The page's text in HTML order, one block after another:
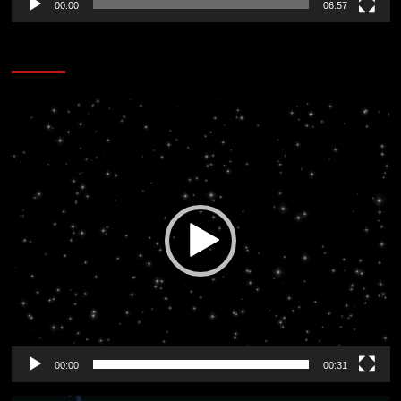
00:00 06:57
Reproductor
vídeo
00:00 00:31